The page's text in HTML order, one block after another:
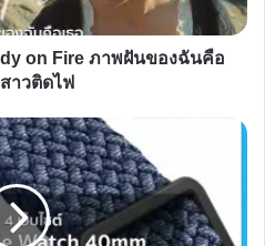
on Fire ภาพฝันของฉันคือ
าวติดไฟ